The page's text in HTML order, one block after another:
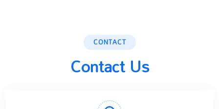
CONTACT
Contact Us